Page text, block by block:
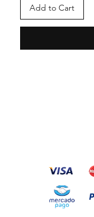
Add to Cart